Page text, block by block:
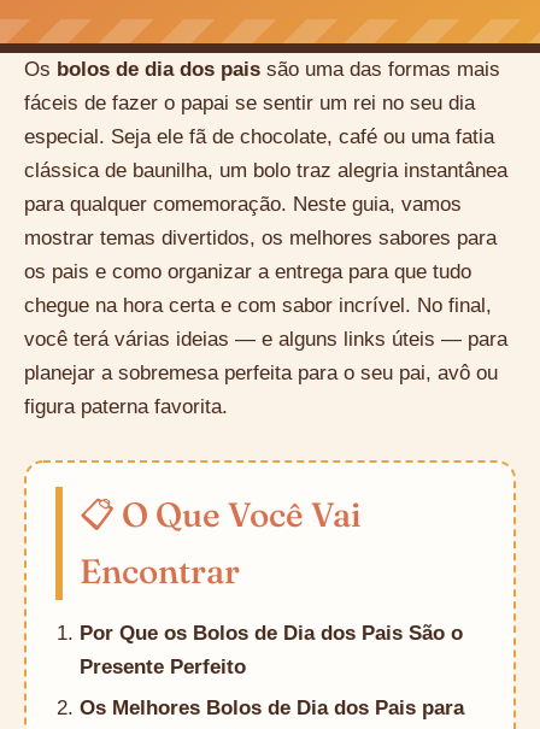
Os bolos de dia dos pais são uma das formas mais
fáceis de fazer o papai se sentir um rei no seu dia
especial. Seja ele fã de chocolate, café ou uma fatia
clássica de baunilha, um bolo traz alegria instantânea
para qualquer comemoração. Neste guia, vamos
mostrar temas divertidos, os melhores sabores para
os pais e como organizar a entrega para que tudo
chegue na hora certa e com sabor incrível. No final,
você terá várias ideias — e alguns links úteis — para
planejar a sobremesa perfeita para o seu pai, avô ou
figura paterna favorita.
📋 O Que Você Vai
Encontrar
Por Que os Bolos de Dia dos Pais São o
Presente Perfeito
Os Melhores Bolos de Dia dos Pais para